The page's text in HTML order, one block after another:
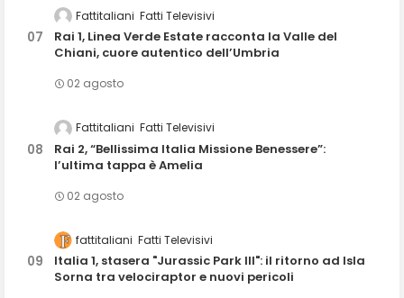
Fattitaliani Fatti Televisivi
Rai 1, Linea Verde Estate racconta la Valle del
Chiani, cuore autentico dell’Umbria
02 agosto
Fattitaliani Fatti Televisivi
Rai 2, “Bellissima Italia Missione Benessere”:
l’ultima tappa è Amelia
02 agosto
fattitaliani Fatti Televisivi
Italia 1, stasera "Jurassic Park III": il ritorno ad Isla
Sorna tra velociraptor e nuovi pericoli